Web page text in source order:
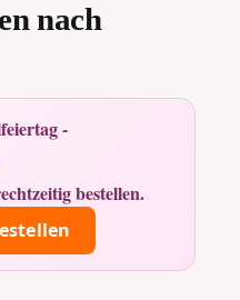
nach
-
bestellen.